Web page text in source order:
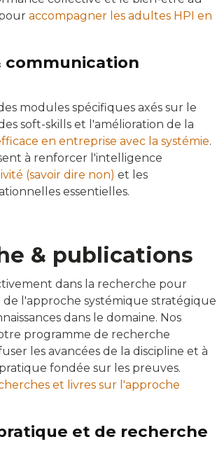
accompagner les adultes HPI en
communication
modules spécifiques axés sur le
soft-skills et l'amélioration de la
en entreprise avec la systémie.
à renforcer l'intelligence
(savoir dire non) et les
essentielles.
& publications
dans la recherche pour
l'approche systémique stratégique
dans le domaine. Nos
programme de recherche
les avancées de la discipline et à
fondée sur les preuves.
et livres sur l'approche
et de recherche